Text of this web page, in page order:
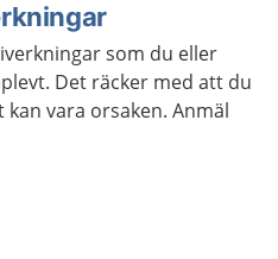
som du eller
Det räcker med att du
vara orsaken. Anmäl